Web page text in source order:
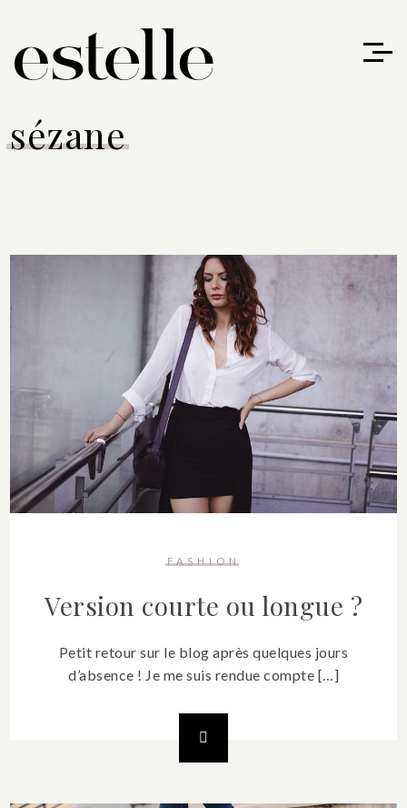
sézane
FASHION
Version courte ou longue ?
Petit retour sur le blog après quelques jours
d’absence ! Je me suis rendue compte […]